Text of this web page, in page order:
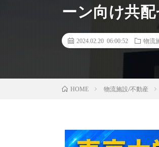
ーン向け共
2024.02.20 06:00:52 物流
HOME 物流施設/不動産